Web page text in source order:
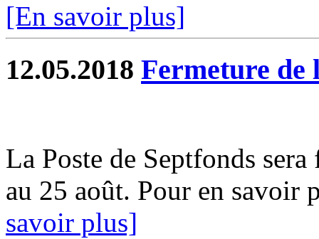
[En savoir plus]
12.05.2018 Fermeture de
La Poste de Septfonds
au 25 août. Pour en savoir
savoir plus]